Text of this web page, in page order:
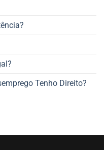
Tenho Direito?